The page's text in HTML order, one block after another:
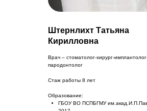
Штернлихт Татьяна
Кирилловна
Врач – стоматолог-хирург-
пародонтолог
Стаж работы 8 лет
Образование:
ГБОУ ВО ПСПБГМУ